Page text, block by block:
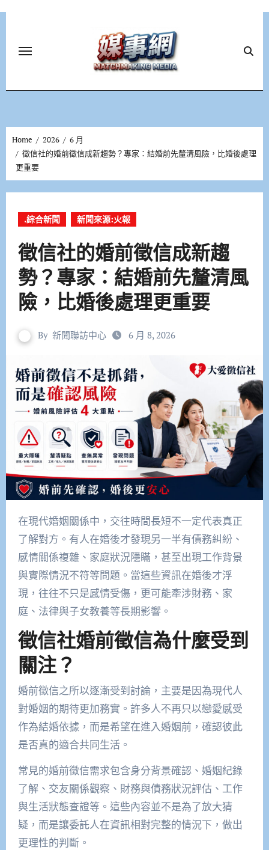
Home 2026
6 月
徵信社的婚前徵信成新趨勢？專家：結婚前先釐清風險，比婚後處理
更重要
.綜合新聞 新聞來源:火報
徵信社的婚前徵信成新趨
勢？專家：結婚前先釐清風
險，比婚後處理更重要
By 新聞聯訪中心 6 月 8, 2026
在現代婚姻關係中，交往時間長短不一定代表真正
了解對方。有人在婚後才發現另一半有債務糾紛、
感情關係複雜、家庭狀況隱瞞，甚至出現工作背景
與實際情況不符等問題。當這些資訊在婚後才浮
現，往往不只是感情受傷，更可能牽涉財務、家
庭、法律與子女教養等長期影響。
徵信社婚前徵信為什麼受到
關注？
婚前徵信之所以逐漸受到討論，主要是因為現代人
對婚姻的期待更加務實。許多人不再只以戀愛感受
作為結婚依據，而是希望在進入婚姻前，確認彼此
是否真的適合共同生活。
常見的婚前徵信需求包含身分背景確認、婚姻紀錄
了解、交友關係觀察、財務與債務狀況評估、工作
與生活狀態查證等。這些內容並不是為了放大猜
疑，而是讓委託人在資訊相對完整的情況下，做出
更理性的判斷。